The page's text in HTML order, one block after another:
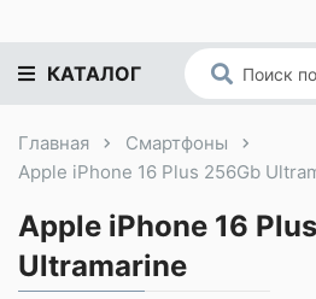
КАТАЛОГ
Главная
Смартфоны
Apple iPhone 16 Plus 256Gb
Apple iPhone 16
Ultramarine